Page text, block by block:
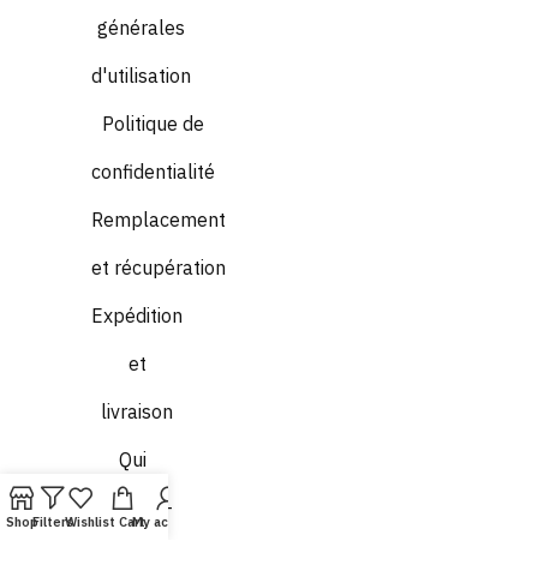
générales
d'utilisation
Politique de
confidentialité
Remplacement
et récupération
Expédition
et
livraison
Qui
sommes-
ShopFiltersWishlist CartMy account